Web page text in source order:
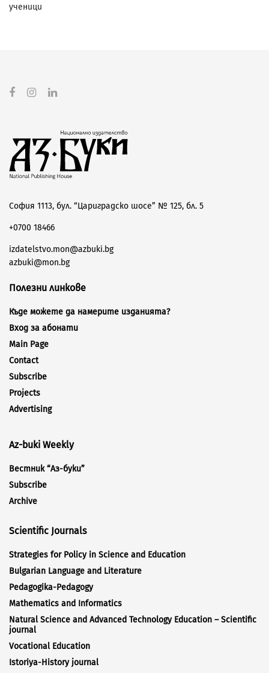
ученици
София 1113, бул. “Цариградско шосе” № 125, бл. 5
+0700 18466
izdatelstvo.mon@azbuki.bg
azbuki@mon.bg
Полезни линкове
Къде можете да намерите изданията?
Вход за абонати
Main Page
Contact
Subscribe
Projects
Advertising
Az-buki Weekly
Вестник “Аз-буки”
Subscribe
Archive
Scientific Journals
Strategies for Policy in Science and Education
Bulgarian Language and Literature
Pedagogika-Pedagogy
Mathematics and Informatics
Natural Science and Advanced Technology Education – Scientific
journal
Vocational Education
Istoriya-History journal